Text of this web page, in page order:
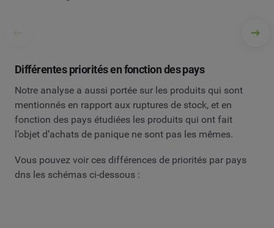
Différentes priorités en fonction des pays
Notre analyse a aussi portée sur les produits qui sont
mentionnés en rapport aux ruptures de stock, et en
fonction des pays étudiées les produits qui ont fait
l’objet d’achats de panique ne sont pas les mêmes.
Vous pouvez voir ces différences de priorités par pays
dns les schémas ci-dessous :